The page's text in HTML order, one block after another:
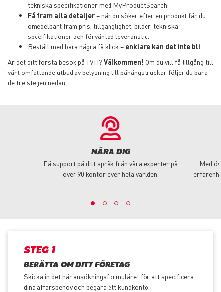
tekniska specifikationer med MyProductSearch.
Få fram alla detaljer– när du söker efter en produkt får du
omedelbart fram pris, tillgänglighet, bilder, tekniska
specifikationer och förväntad leveranstid.
Beställ med bara några få klick – enklare kan det inte bli
Är det ditt första besök på TVH? Välkommen! Om du vill få tillgång till
vårt omfattande utbud av belysning till påhängstruckar följer du bara
de tre stegen nedan:
NÄRA DIG
Få support på ditt språk från våra experter på
över 90 kontor över hela världen.
Med
STEG 1
BERÄTTA OM DITT FÖRETAG
Skicka in det här ansökningsformuläret för att specificera
dina affärsbehov och begära ett kundkonto.